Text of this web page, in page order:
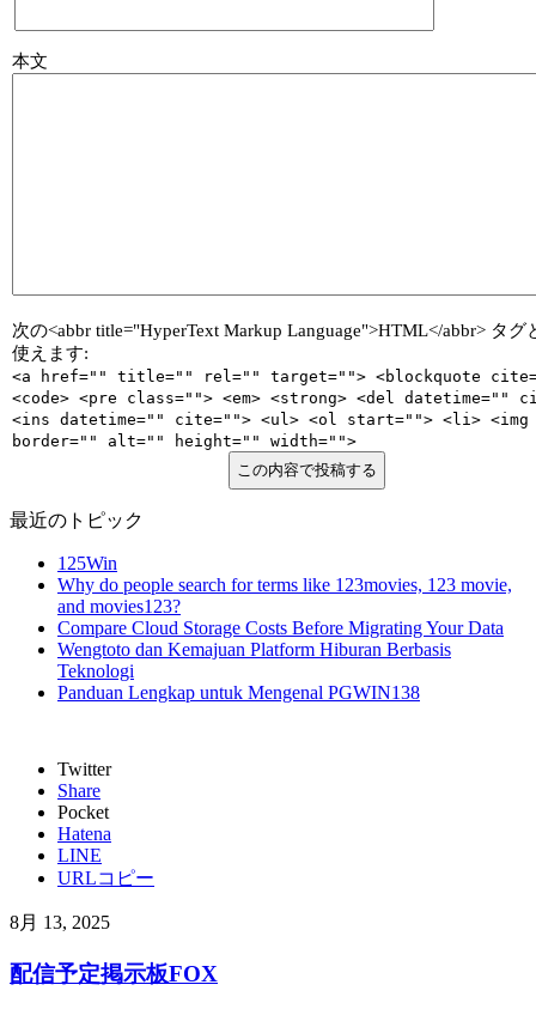
本文
次の<abbr title="HyperText Markup Language">HTML</abbr> タグ
使えます:
<a href="" title="" rel="" target=""> <blockquote
<code> <pre class=""> <em> <strong> <del datetime=""
<ins datetime="" cite=""> <ul> <ol start=""> <li> <img
border="" alt="" height="" width="">
この内容で投稿する
最近のトピック
125Win
Why do people search for terms like 123movies, 123 movie,
and movies123?
Compare Cloud Storage Costs Before Migrating Your Data
Wengtoto dan Kemajuan Platform Hiburan Berbasis
Teknologi
Panduan Lengkap untuk Mengenal PGWIN138
Twitter
Share
Pocket
Hatena
LINE
URLコピー
8月 13, 2025
配信予定掲示板FOX